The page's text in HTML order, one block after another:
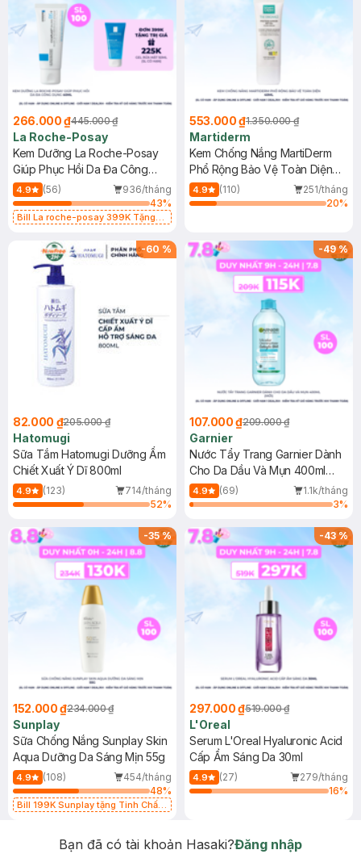
266.000 ₫445.000 ₫
La Roche-Posay
Kem Dưỡng La Roche-Posay
Giúp Phục Hồi Da Đa Công
Dụng 40ml
4.9 (56)
936/tháng
43%
Bill La roche-posay 399K Tặng
(SL có hạn)
553.000 ₫1.350.000 ₫
Martiderm
Kem Chống Nắng MartiDerm
Phổ Rộng Bảo Vệ Toàn Diện
40ml
4.9 (110)
251/tháng
20%
-60 %
82.000 ₫205.000 ₫
Hatomugi
Sữa Tắm Hatomugi Dưỡng Ẩm
Chiết Xuất Ý Dĩ 800ml
4.9 (123)
714/tháng
52%
-49%
107.000 ₫209.000 ₫
Garnier
Nước Tẩy Trang Garnier Dành
Cho Da Dầu Và Mụn 400ml
(Mới)
4.9 (69)
1.1k/tháng
3%
-35%
152.000 ₫234.000 ₫
Sunplay
Sữa Chống Nắng Sunplay Skin
Aqua Dưỡng Da Sáng Mịn 55g
4.9 (108)
454/tháng
48%
Bill 199K Sunplay tặng Tinh Chất
-43%
297.000 ₫519.000 ₫
L'Oreal
Serum L'Oreal Hyaluronic Acid
Cấp Ẩm Sáng Da 30ml
4.9 (27)
279/tháng
16%
Bạn đã có tài khoản Hasaki?Đăng nhập